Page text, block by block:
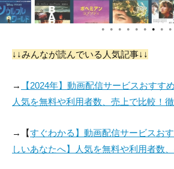
役：ビブ・フォチュ
役：ウェッジ
● ● ● ● ● ● ● ● ●
↓↓みんなが読んでいる人気記事↓↓
→
【2024年】動画配信サービスおすす
人気を無料や利用者数、売上で比較！
→【すぐわかる】動画配信サービスお
しいあなたへ】人気を無料や利用者数